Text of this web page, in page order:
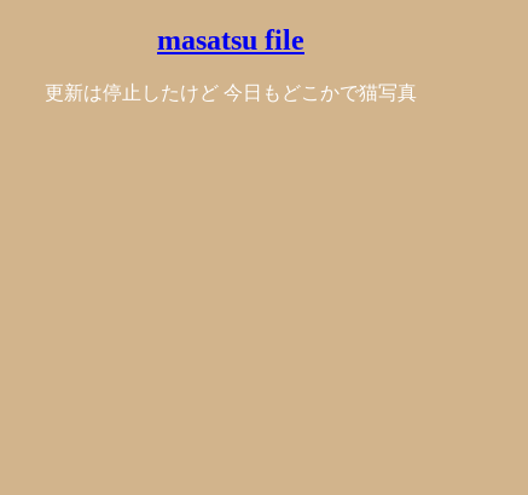
masatsu file
更新は停止したけど 今日もどこかで猫写真